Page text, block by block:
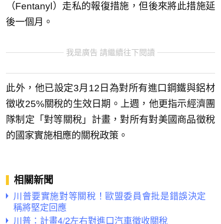
（Fentanyl）走私的報復措施，但後來將此措施延
後一個月。
我是廣告 請繼續往下閱讀
此外，他已設定3月12日為對所有進口鋼鐵與鋁材
徵收25%關稅的生效日期。上週，他更指示經濟團
隊制定「對等關稅」計畫，對所有對美國商品徵稅
的國家實施相應的關稅政策。
相關新聞
川普要實施對等關稅！歐盟委員會批是錯誤決定
稱將堅定回應
川普：計畫4/2左右對進口汽車徵收關稅